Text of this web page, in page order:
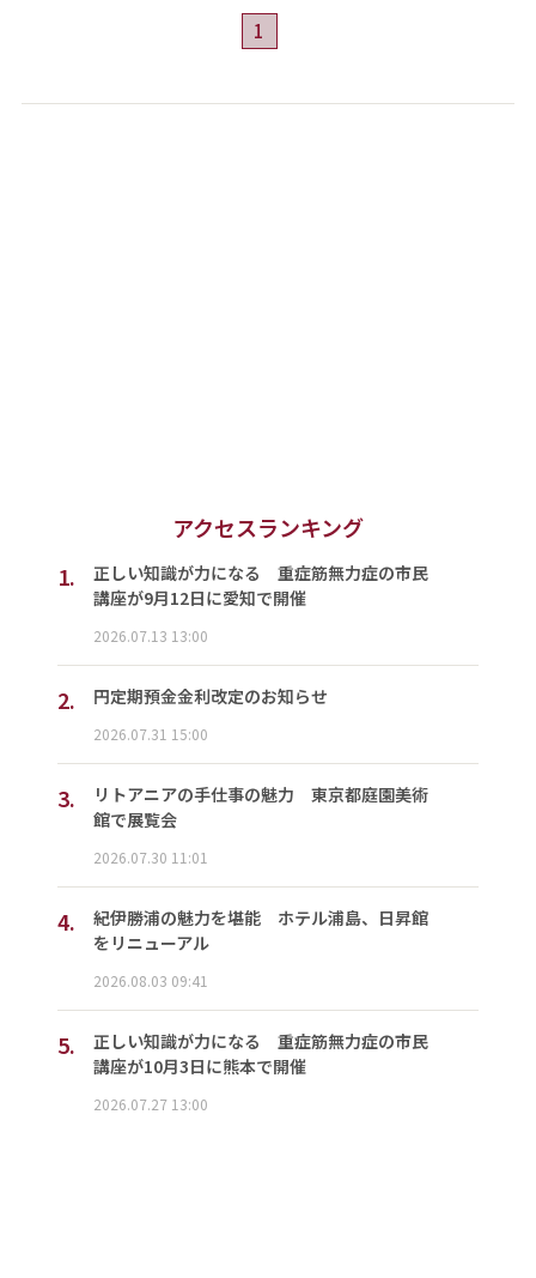
1
アクセスランキング
1.
正しい知識が力になる 重症筋無力症の市民
講座が9月12日に愛知で開催
2026.07.13 13:00
2. 円定期預金金利改定のお知らせ
2026.07.31 15:00
3.
リトアニアの手仕事の魅力 東京都庭園美術
館で展覧会
2026.07.30 11:01
4.
紀伊勝浦の魅力を堪能 ホテル浦島、日昇館
をリニューアル
2026.08.03 09:41
5.
正しい知識が力になる 重症筋無力症の市民
講座が10月3日に熊本で開催
2026.07.27 13:00